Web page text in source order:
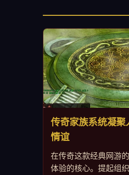
传奇家族系统凝聚
情谊
在传奇这款经典网游
体验的核心。提起组